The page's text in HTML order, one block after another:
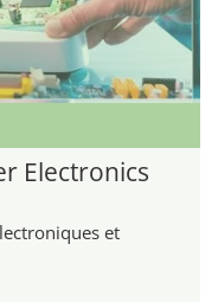
Electronics
et